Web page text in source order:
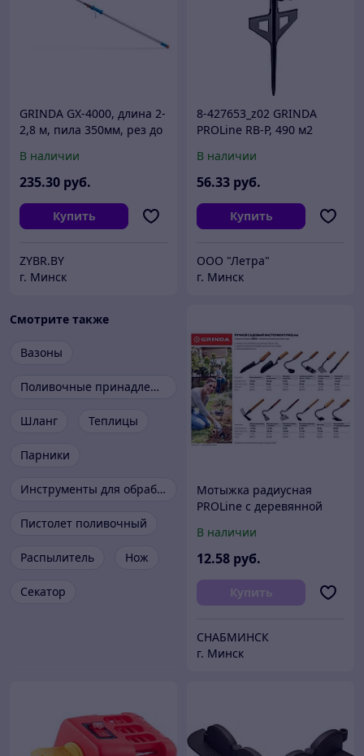
GRINDA GX-4000, длина 2-
2,8 м, пила 350мм, рез до
нержавеющей стали,
телескопический
В наличии
235.30 руб.
Купить
ZYBR.BY
г. Минск
8-427653_z02 GRINDA
PROLine RB-P, 490 м2
распылитель
импульсный,
металлический
В наличии
56.33 руб.
Купить
ООО "Летра"
г. Минск
Смотрите также
Вазоны
Поливочные принадлежности
Шланг Теплицы
Парники
Инструменты для обработки почвы
Пистолет поливочный
Распылитель Нож
Секатор
Мотыжка радиусная
PROLine с деревянной
65х115х275мм
В наличии
12.58 руб.
Купить
СНАБМИНСК
г. Минск